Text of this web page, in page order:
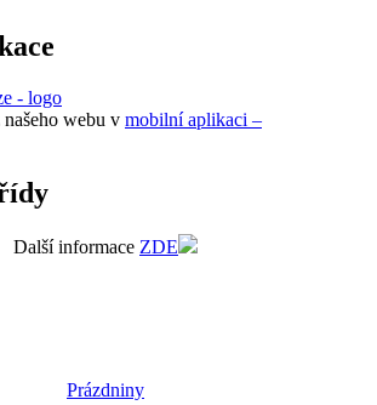
webu v mobilní aplikaci –
Další informace ZDE
Prázdniny